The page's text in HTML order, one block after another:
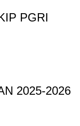
PGRI
2025-2026